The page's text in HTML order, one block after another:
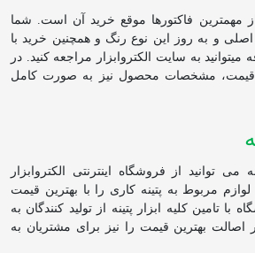
مهم‏ترین فاکتورها موقع خرید آن است. شما
و به روز این نوع رنگ و هم‏چنین خرید با
به سایت الکتروابزار مراجعه کنید. در
قیمت، مشخصات محصول نیز به صورت کامل
می توانید از فروشگاه اینترنتی الکتروابزار
لوازم مربوط به پتینه کاری را با بهترین قیمت
با تامین کلیه ابزار پتینه از تولید کنندگان به
اصالت بهترین قیمت را نیز برای مشتریان به